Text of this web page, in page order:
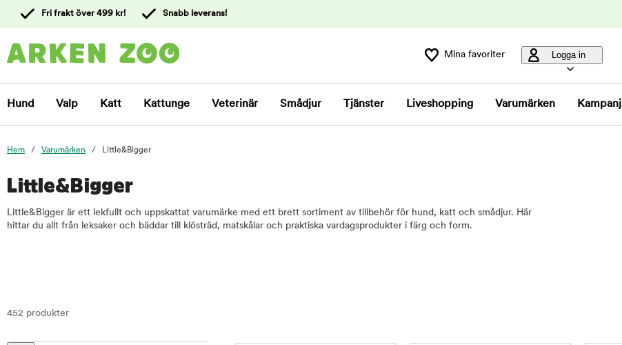
kundtjänst
Fri frakt över 499 kr! Snabb leverans!
Mina favoriter Logga in
Hund Valp Katt Kattunge Veterinär Smådjur Tjänster Liveshopping Varumärken Kampanj
Hem Varumärken Little&Bigger
Little&Bigger
Little&Bigger är ett lekfullt och uppskattat varumärke med ett brett sortiment av tillbehör för hund, katt och smådjur. Här
hittar du allt från leksaker och bäddar till klösträd, matskålar och praktiska vardagsprodukter i färg och form.
452 produkter